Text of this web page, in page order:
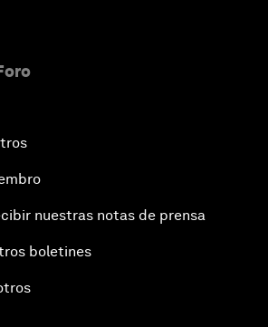
nuestras notas de prensa
boletines